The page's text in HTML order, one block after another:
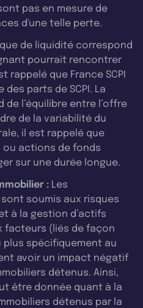
pas en mesure de
d'une telle perte.
de liquidité correspond
pourrait rencontrer
rappelé que France SCPI
parts de SCPI. La
l’équilibre entre l’offre
de la variabilité du
il est rappelé que
ou actions de fonds
sur une durée longue.
: Les
soumis aux risques
à la gestion d’actifs
facteurs (liés de façon
plus spécifiquement au
avoir un impact négatif
détenus. Ainsi,
être donnée quant à la
détenus par la